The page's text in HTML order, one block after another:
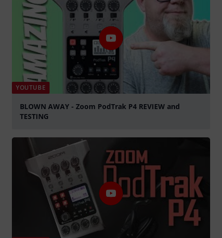
YOUTUBE
BLOWN AWAY - Zoom PodTrak P4 REVIEW and
TESTING